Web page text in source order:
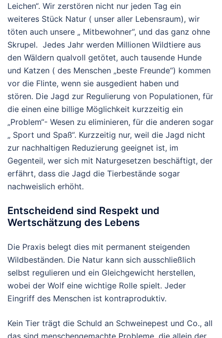
Leichen“. Wir zerstören nicht nur jeden Tag ein
weiteres Stück Natur ( unser aller Lebensraum), wir
töten auch unsere „ Mitbewohner“, und das ganz ohne
Skrupel. Jedes Jahr werden Millionen Wildtiere aus
den Wäldern qualvoll getötet, auch tausende Hunde
und Katzen ( des Menschen „beste Freunde“) kommen
vor die Flinte, wenn sie ausgedient haben und
stören. Die Jagd zur Regulierung von Populationen, für
die einen eine billige Möglichkeit kurzzeitig ein
„Problem“- Wesen zu eliminieren, für die anderen sogar
„ Sport und Spaß“. Kurzzeitig nur, weil die Jagd nicht
zur nachhaltigen Reduzierung geeignet ist, im
Gegenteil, wer sich mit Naturgesetzen beschäftigt, der
erfährt, dass die Jagd die Tierbestände sogar
nachweislich erhöht.
Entscheidend sind Respekt und
Wertschätzung des Lebens
Die Praxis belegt dies mit permanent steigenden
Wildbeständen. Die Natur kann sich ausschließlich
selbst regulieren und ein Gleichgewicht herstellen,
wobei der Wolf eine wichtige Rolle spielt. Jeder
Eingriff des Menschen ist kontraproduktiv.
Kein Tier trägt die Schuld an Schweinepest und Co., all
das sind menschengemachte Probleme, die allein der